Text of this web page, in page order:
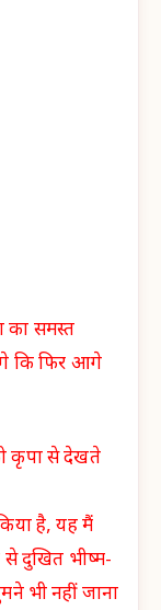
का समस्त
कि फिर आगे
कृपा से देखते
है, यह मैं
से दुखित भीष्म-
भी नहीं जाना